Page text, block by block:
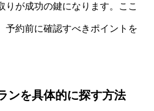
りが成功の鍵になります。ここ
予約前に確認すべきポイントを
ンを具体的に探す方法